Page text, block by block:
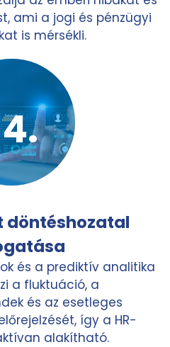
ami a jogi és pénzügyi
is mérsékli.
döntéshozatal
és a prediktív analitika
a fluktuáció, a
és az esetleges
így a HR-
alakítható.